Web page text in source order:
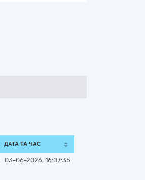
ДАТА ТА ЧАС
03-06-2026, 16:07:35